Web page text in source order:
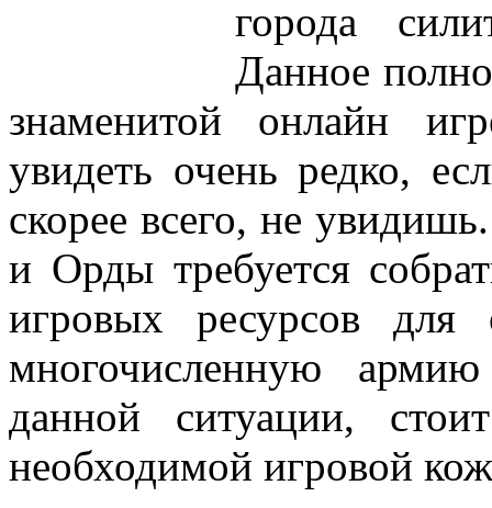
города
Данное
знаменитой онлайн
увидеть очень редко,
скорее всего, не
и Орды требуется
игровых ресурсов для
многочисленную армию
данной ситуации,
необходимой игровой